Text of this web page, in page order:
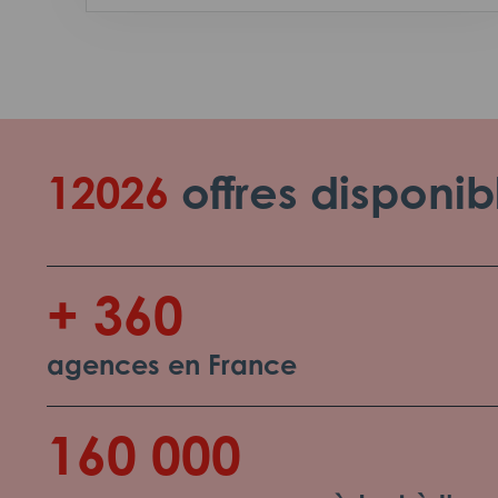
12026 offres
+ 360
agences en France
160 000